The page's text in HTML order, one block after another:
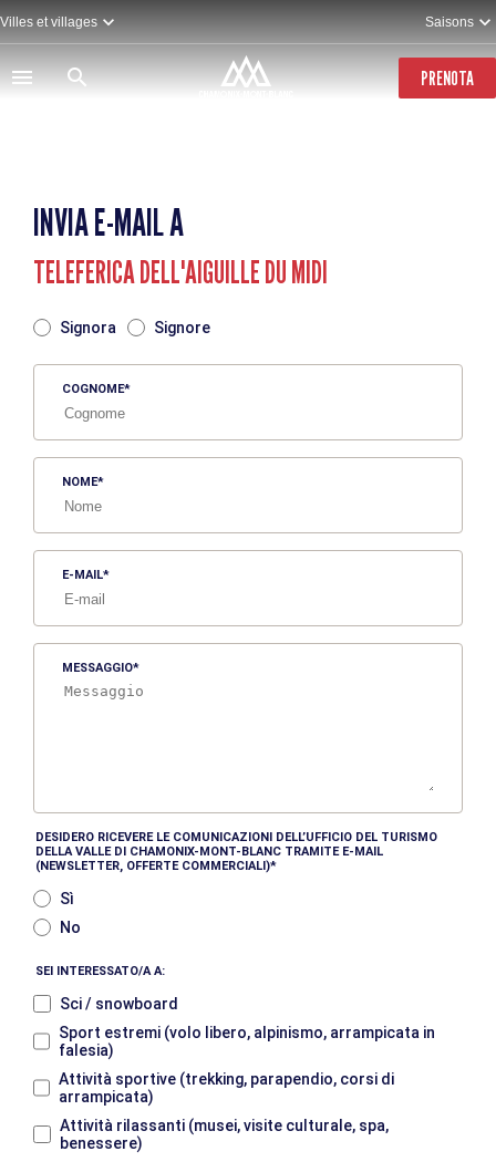
Salta
al
contenuto
principale
Villes et villages Saisons
PRENOTA
INVIA E-MAIL A
TELEFERICA DELL'AIGUILLE DU MIDI
Signora Signore
COGNOME
NOME
E-MAIL
MESSAGGIO
DESIDERO RICEVERE LE COMUNICAZIONI DELL’UFFICIO DEL TURISMO
DELLA VALLE DI CHAMONIX-MONT-BLANC TRAMITE E-MAIL
(NEWSLETTER, OFFERTE COMMERCIALI)
Sì
No
SEI INTERESSATO/A A:
Sci / snowboard
Sport estremi (volo libero, alpinismo, arrampicata in
falesia)
Attività sportive (trekking, parapendio, corsi di
arrampicata)
Attività rilassanti (musei, visite culturale, spa,
benessere)